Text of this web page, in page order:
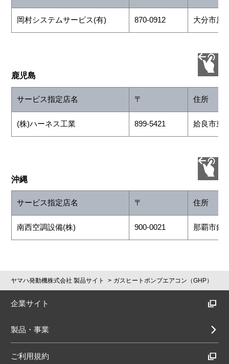
岡村システムサービス(有) 870-0912 大分市原
鹿児島
サービス指定店名 〒 住所
(株)ハーネス工業 899-5421 姶良市東
沖縄
サービス指定店名 〒 住所
南西空調設備(株) 900-0021 那覇市銘
ヤマハ発動機株式会社 製品サイト ガスヒートポンプエアコン（GHP）
企業サイト
製品・事業
ご利用規約